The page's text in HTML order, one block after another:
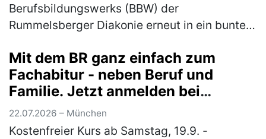
Berufsbildungswerks (BBW) der
Rummelsberger Diakonie erneut in ein buntes
verschiedenen Schulen waren der Einlad…
(mehr)
Mit dem BR ganz einfach zum
Fachabitur - neben Beruf und
Familie. Jetzt anmelden bei
"kolleg24"
22.07.2026 – München
Kostenfreier Kurs ab Samstag, 19.9. -